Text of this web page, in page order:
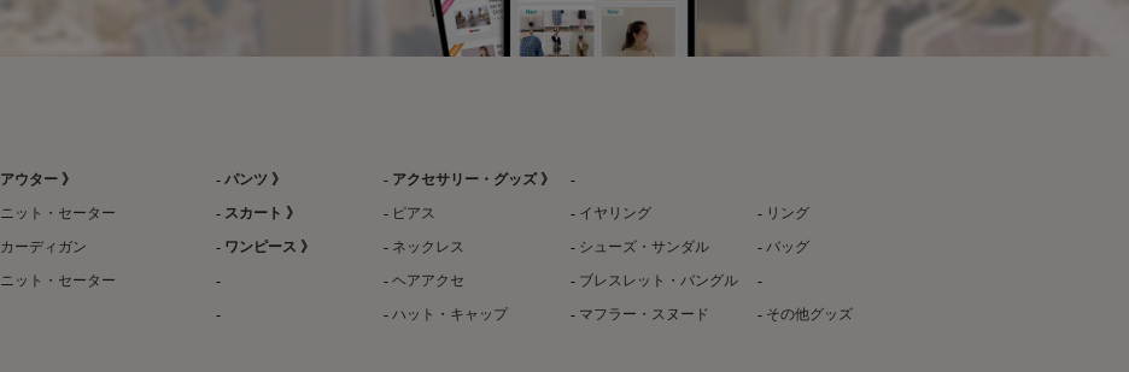
アウター 》 パンツ 》
アクセサリー・グッズ 》
ニット・セーター スカート 》 ピアス イヤリング
リング
カーディガン ワンピース 》 ネックレス シューズ・サンダル
バッグ
ニット・セーター ヘアアクセ
ブレスレット・バングル
ハット・キャップ マフラー・スヌード その他グッズ